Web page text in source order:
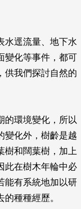
水逕流量、地下水
變化等事件，都可
供我們探討自然的
的環境變化，所以
變化外，樹齡是越
樹和闊葉樹，加上
此在樹木年輪中必
能有系統地加以研
種種經歷。